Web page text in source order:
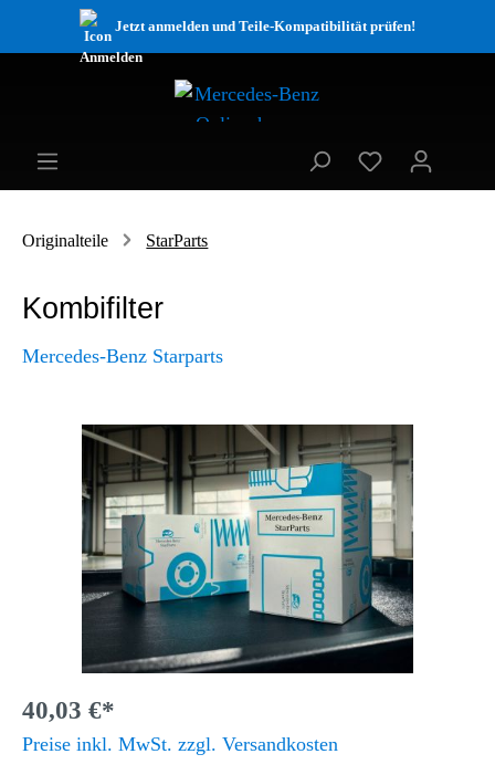
Jetzt anmelden und Teile-Kompatibilität prüfen!
Originalteile StarParts
Kombifilter
Mercedes-Benz Starparts
40,03 €*
Preise inkl. MwSt. zzgl. Versandkosten